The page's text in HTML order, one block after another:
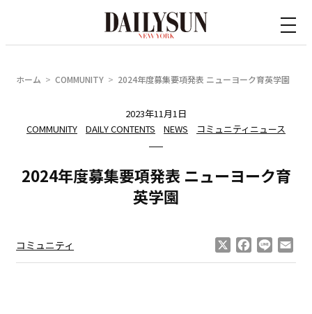
ホーム COMMUNITY 2024年度募集要項発表 ニューヨーク育英学園
2023年11月1日
COMMUNITY
DAILY CONTENTS NEWS コミュニティニュース
2024年度募集要項発表 ニューヨーク育
英学園
コミュニティ Facebook
Line